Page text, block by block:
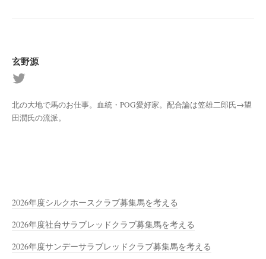
玄野源
北の大地で馬のお仕事。血統・POG愛好家。配合論は笠雄二郎氏→望
田潤氏の流派。
2026年度シルクホースクラブ募集馬を考える
2026年度社台サラブレッドクラブ募集馬を考える
2026年度サンデーサラブレッドクラブ募集馬を考える